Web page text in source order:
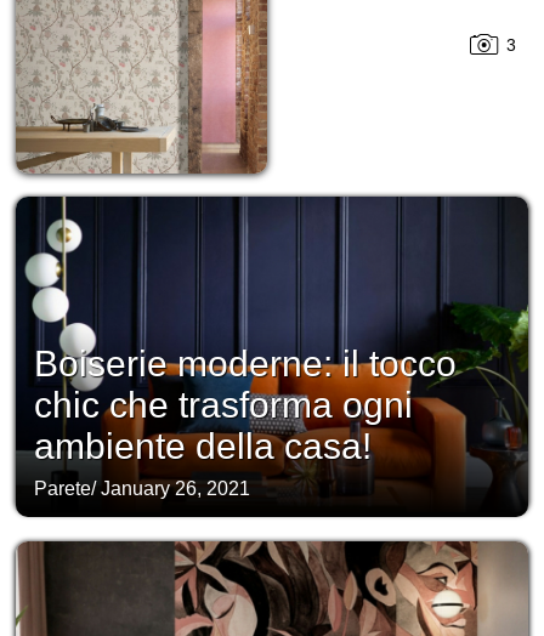
3
Boiserie moderne: il tocco
chic che trasforma ogni
ambiente della casa!
Parete/January 26, 2021